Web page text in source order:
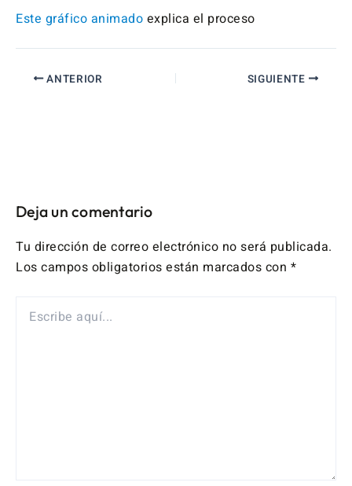
Este gráfico animado explica el proceso
ANTERIOR SIGUIENTE
Deja un comentario
Tu dirección de correo electrónico no será publicada.
Los campos obligatorios están marcados con *
AQUÍ...